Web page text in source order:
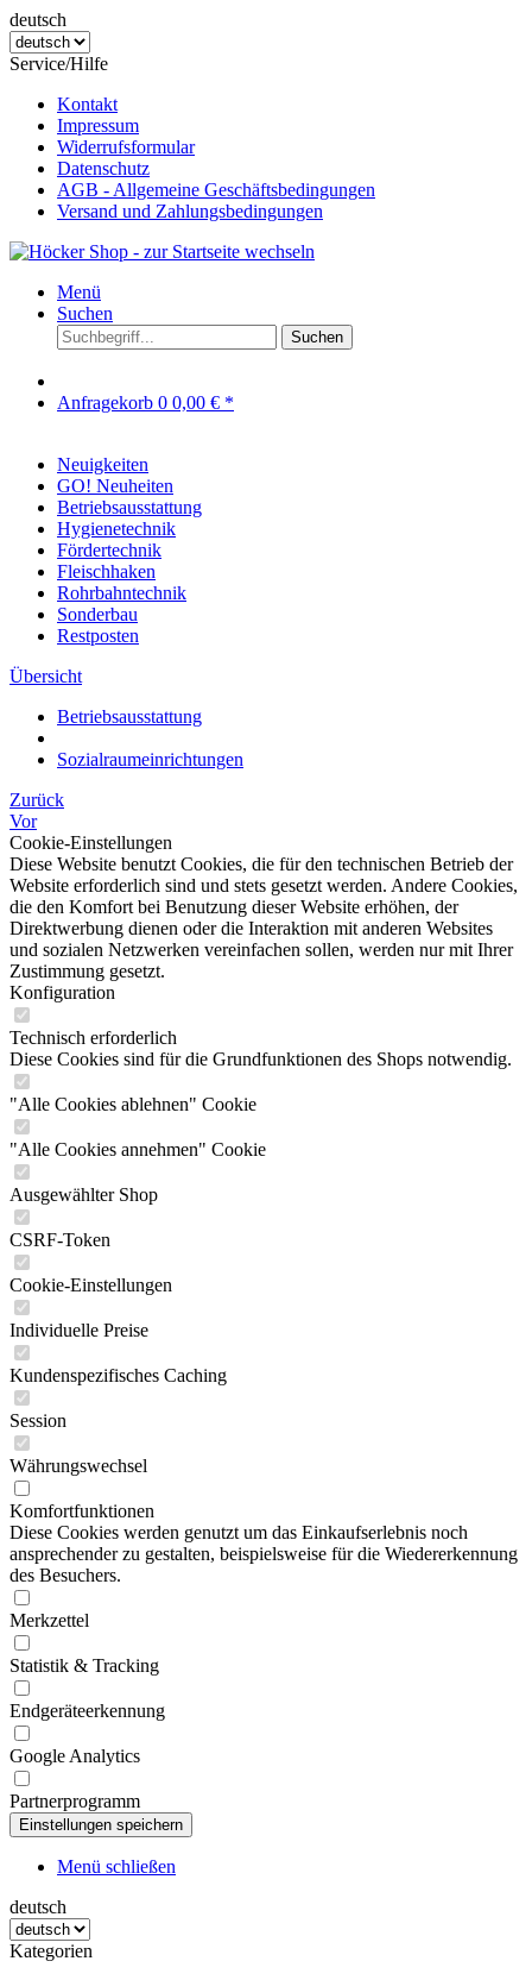
deutsch
Service/Hilfe
Kontakt
Impressum
Widerrufsformular
Datenschutz
AGB - Allgemeine Geschäftsbedingungen
Versand und Zahlungsbedingungen
Menü
Suchen
Suchen
Anfragekorb 0 0,00 € *
Neuigkeiten
GO! Neuheiten
Betriebsausstattung
Hygienetechnik
Fördertechnik
Fleischhaken
Rohrbahntechnik
Sonderbau
Restposten
Übersicht
Betriebsausstattung
Sozialraumeinrichtungen
Zurück
Vor
Cookie-Einstellungen
Diese Website benutzt Cookies, die für den technischen Betrieb der
Website erforderlich sind und stets gesetzt werden. Andere Cookies,
die den Komfort bei Benutzung dieser Website erhöhen, der
Direktwerbung dienen oder die Interaktion mit anderen Websites
und sozialen Netzwerken vereinfachen sollen, werden nur mit Ihrer
Zustimmung gesetzt.
Konfiguration
Technisch erforderlich
Diese Cookies sind für die Grundfunktionen des Shops notwendig.
"Alle Cookies ablehnen" Cookie
"Alle Cookies annehmen" Cookie
Ausgewählter Shop
CSRF-Token
Cookie-Einstellungen
Individuelle Preise
Kundenspezifisches Caching
Session
Währungswechsel
Komfortfunktionen
Diese Cookies werden genutzt um das Einkaufserlebnis noch
ansprechender zu gestalten, beispielsweise für die Wiedererkennung
des Besuchers.
Merkzettel
Statistik & Tracking
Endgeräteerkennung
Google Analytics
Partnerprogramm
Menü schließen
deutsch
Kategorien